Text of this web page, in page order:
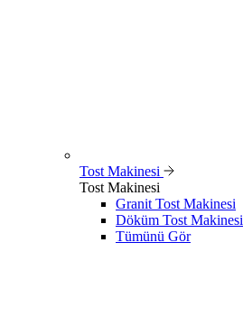
Tost Makinesi
Tost Makinesi
Granit Tost Makinesi
Döküm Tost Makinesi
Tümünü Gör